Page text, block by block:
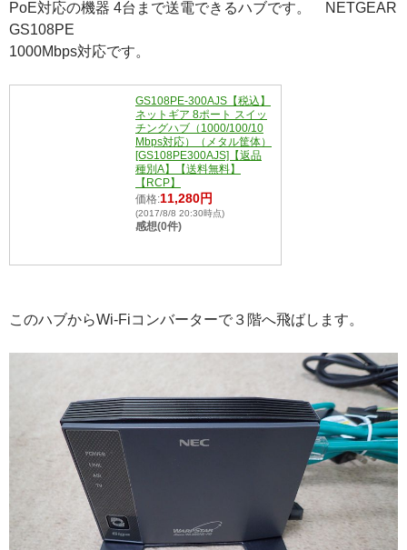
PoE対応の機器 4台まで送電できるハブです。 NETGEAR
GS108PE
1000Mbps対応です。
GS108PE-300AJS【税込】
ネットギア 8ポート スイッ
チングハブ（1000/100/10
Mbps対応）（メタル筐体）
[GS108PE300AJS]【返品
種別A】【送料無料】
【RCP】
価格:11,280円
(2017/8/8 20:30時点)
感想(0件)
このハブからWi-Fiコンバーターで３階へ飛ばします。